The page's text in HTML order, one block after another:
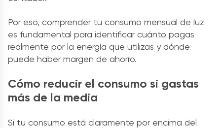
Por eso, comprender tu consumo mensual de luz
es fundamental para identificar cuánto pagas
realmente por la energía que utilizas y dónde
puede haber margen de ahorro.
Cómo reducir el consumo si gastas
más de la media
Si tu consumo está claramente por encima del